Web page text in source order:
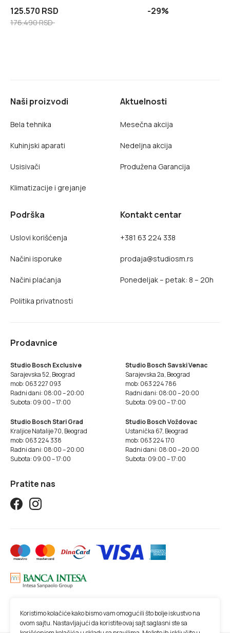
125.570 RSD
176.490 RSD
-29%
Naši proizvodi
Bela tehnika
Kuhinjski aparati
Usisivači
Klimatizacije i grejanje
Aktuelnosti
Mesečna akcija
Nedeljna akcija
Produžena Garancija
Podrška
Uslovi korišćenja
Načini isporuke
Načini plaćanja
Politika privatnosti
Kontakt centar
+381 63 224 338
prodaja@studiosm.rs
Ponedeljak – petak: 8 – 20h
Prodavnice
Studio Bosch Exclusive
Sarajevska 52, Beograd
mob: 063 227 093
Radni dani: 08:00 – 20:00
Subota: 09:00 – 17:00
Studio Bosch Savski Venac
Sarajevska 2a, Beograd
mob: 063 224 786
Radni dani: 08:00 – 20:00
Subota: 09:00 – 17:00
Studio Bosch Stari Grad
Kraljice Natalije 70, Beograd
mob: 063 224 338
Radni dani: 08:00 – 20:00
Subota: 09:00 – 17:00
Studio Bosch Voždovac
Ustanička 67, Beograd
mob: 063 224 170
Radni dani: 08:00 – 20:00
Subota: 09:00 – 17:00
Pratite nas
Koristimo kolačiće kako bismo vam omogućili što bolje iskustvo na
ovom sajtu. Nastavljajući da koristite ovaj sajt saglasni ste sa